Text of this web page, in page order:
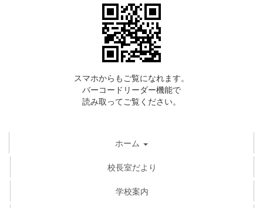
スマホからもご覧になれます。
バーコードリーダー機能で
読み取ってご覧ください。
ホーム
校長室だより
学校案内